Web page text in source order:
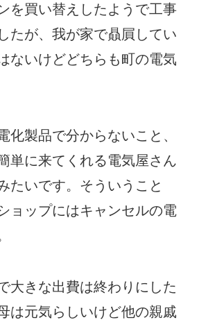
を買い替えしたようで工事
たが、我が家で贔屓してい
ないけどどちらも町の電気
化製品で分からないこと、
単に来てくれる電気屋さん
たいです。そういうこと
ョップにはキャンセルの電
大きな出費は終わりにした
は元気らしいけど他の親戚